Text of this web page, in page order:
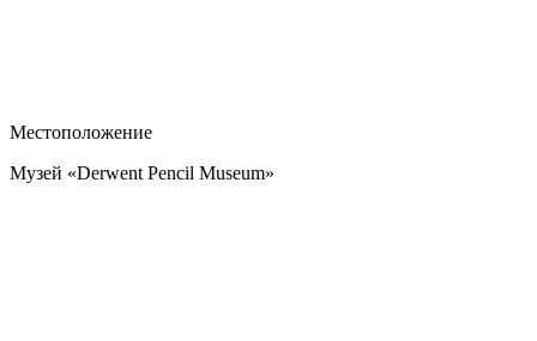
Местоположение
Музей «Derwent Pencil Museum»